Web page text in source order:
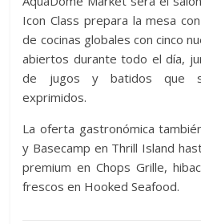
Icon Class prepara la mesa
de cocinas globales con cinco
abiertos durante todo el día,
de jugos y batidos que
exprimidos.
La oferta gastronómica
y Basecamp en Thrill Island
premium en Chops Grille,
frescos en Hooked Seafood.